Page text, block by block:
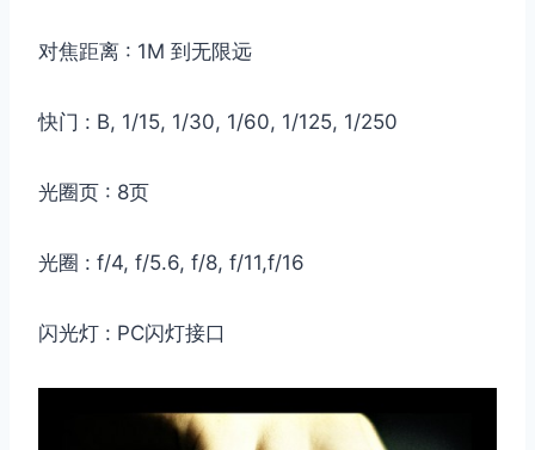
对焦距离 : 1M 到无限远
快门 : B, 1/15, 1/30, 1/60, 1/125, 1/250
光圈页 : 8页
光圈 : f/4, f/5.6, f/8, f/11,f/16
闪光灯 : PC闪灯接口